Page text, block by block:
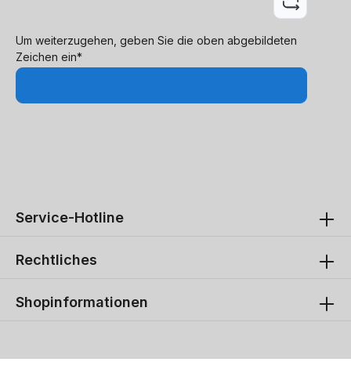
Um weiterzugehen, geben Sie die oben abgebildeten
Zeichen ein*
Service-Hotline
Rechtliches
Shopinformationen